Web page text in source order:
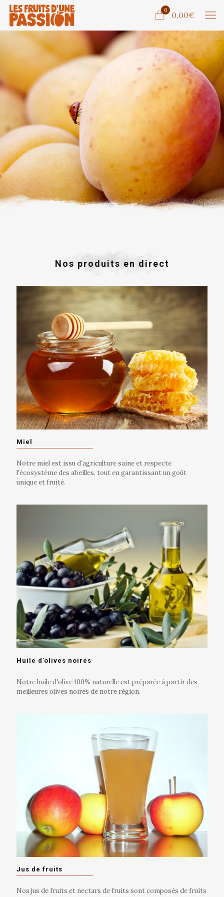
0 0,00€
Nos produits en direct
Miel
Notre miel est issu d'agriculture saine et respecte
l'écosystème des abeilles, tout en garantissant un goût
unique et fruité.
Huile d'olives noires
Notre huile d'olive 100% naturelle est préparée à partir des
meilleures olives noires de notre région.
Jus de fruits
Nos jus de fruits et nectars de fruits sont composés de fruits